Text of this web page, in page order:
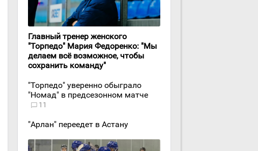
Главный тренер женского
"Торпедо" Мария Федоренко: "Мы
делаем всё возможное, чтобы
сохранить команду"
"Торпедо" уверенно обыграло
"Номад" в предсезонном матче
11
"Арлан" переедет в Астану